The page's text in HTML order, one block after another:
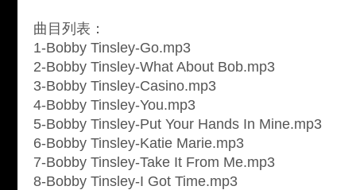
曲目列表：
1-Bobby Tinsley-Go.mp3
2-Bobby Tinsley-What About Bob.mp3
3-Bobby Tinsley-Casino.mp3
4-Bobby Tinsley-You.mp3
5-Bobby Tinsley-Put Your Hands In Mine.mp3
6-Bobby Tinsley-Katie Marie.mp3
7-Bobby Tinsley-Take It From Me.mp3
8-Bobby Tinsley-I Got Time.mp3